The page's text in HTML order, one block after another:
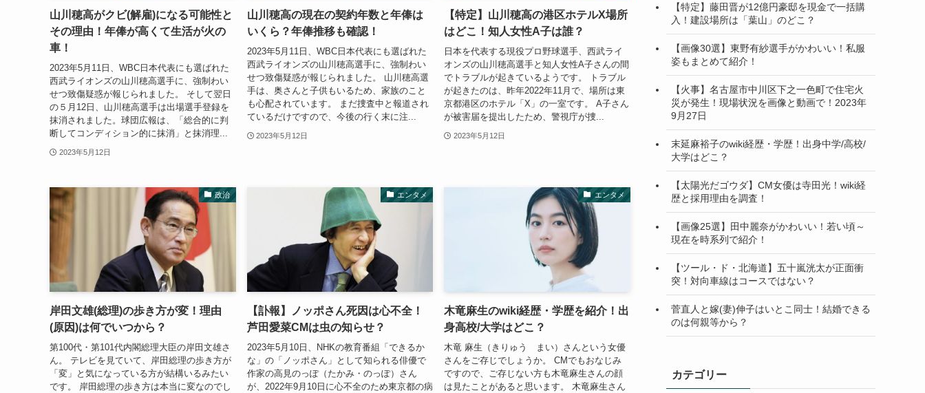
山川穂高がクビ(解雇)になる可能性と
その理由！年俸が高くて生活が火の
車！
2023年5月11日、WBC日本代表にも選ばれた
西武ライオンズの山川穂高選手に、強制わい
せつ致傷疑惑が報じられました。 そして翌日
の５月12日、山川穂高選手は出場選手登録を
抹消されました。球団広報は、「総合的に判
断してコンディション的に抹消」と抹消理...
2023年5月12日
山川穂高の現在の契約年数と年俸は
いくら？年俸推移も確認！
2023年5月11日、WBC日本代表にも選ばれた
西武ライオンズの山川穂高選手に、強制わい
せつ致傷疑惑が報じられました。 山川穂高選
手は、奥さんと子供もいるため、家族のこと
も心配されています。 まだ捜査中と報道され
ているだけですので、今後の行く末に注...
2023年5月12日
【特定】山川穂高の港区ホテルX場所
はどこ！知人女性A子は誰？
日本を代表する現役プロ野球選手、西武ライ
オンズの山川穂高選手と知人女性A子さんの間
でトラブルが起きているようです。 トラブル
が起きたのは、昨年2022年11月で、場所は東
京都港区のホテル「X」の一室です。 A子さん
が被害届を提出したため、警視庁が捜...
2023年5月12日
政治
岸田文雄(総理)の歩き方が変！理由
(原因)は何でいつから？
第100代・第101代内閣総理大臣の岸田文雄さ
ん。 テレビを見ていて、岸田総理の歩き方が
「変」と気になっている方が結構いるみたい
です。 岸田総理の歩き方は本当に変なのでし
エンタメ
【訃報】ノッポさん死因は心不全！
芦田愛菜CMは虫の知らせ？
2023年5月10日、NHKの教育番組「できるか
な」の「ノッポさん」として知られる俳優で
作家の高見のっぽ（たかみ・のっぽ）さん
が、2022年9月10日に心不全のため東京都の病
エンタメ
木竜麻生のwiki経歴・学歴を紹介！出
身高校/大学はどこ？
木竜 麻生（きりゅう まい）さんという女優
さんをご存じでしょうか。 CMでもおなじみ
ですので、ご存じない方も木竜麻生さんの顔
は見たことがあると思います。 木竜麻生さん
【特定】藤田晋が12億円豪邸を現金で一括購
入！建設場所は「葉山」のどこ？
【画像30選】東野有紗選手がかわいい！私服
姿もまとめて紹介！
【火事】名古屋市中川区下之一色町で住宅火
災が発生！現場状況を画像と動画で！2023年
9月27日
末延麻裕子のwiki経歴・学歴！出身中学/高校/
大学はどこ？
【太陽光だゴウダ】CM女優は寺田光！wiki経
歴と採用理由を調査！
【画像25選】田中麗奈がかわいい！若い頃～
現在を時系列で紹介！
【ツール・ド・北海道】五十嵐洸太が正面衝
突！対向車線はコースではない？
菅直人と嫁(妻)伸子はいとこ同士！結婚できる
のは何親等から？
カテゴリー